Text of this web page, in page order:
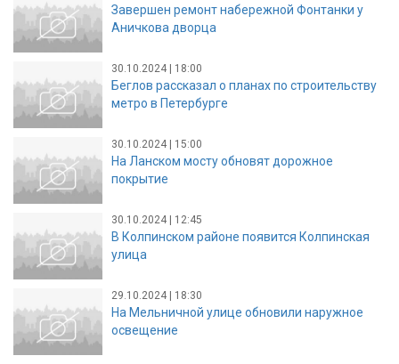
Завершен ремонт набережной Фонтанки у
Аничкова дворца
30.10.2024 | 18:00
Беглов рассказал о планах по строительству
метро в Петербурге
30.10.2024 | 15:00
На Ланском мосту обновят дорожное
покрытие
30.10.2024 | 12:45
В Колпинском районе появится Колпинская
улица
29.10.2024 | 18:30
На Мельничной улице обновили наружное
освещение